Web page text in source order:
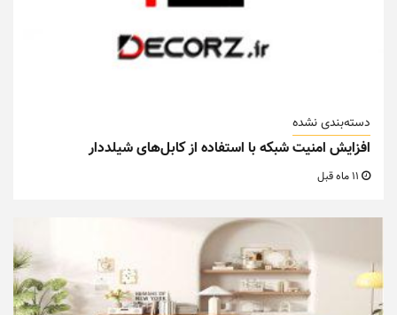
دسته‌بندی نشده
افزایش امنیت شبکه با استفاده از کابل‌های شیلددار